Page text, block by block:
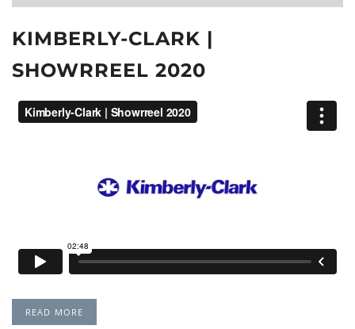
KIMBERLY-CLARK |
SHOWRREEL 2020
READ MORE